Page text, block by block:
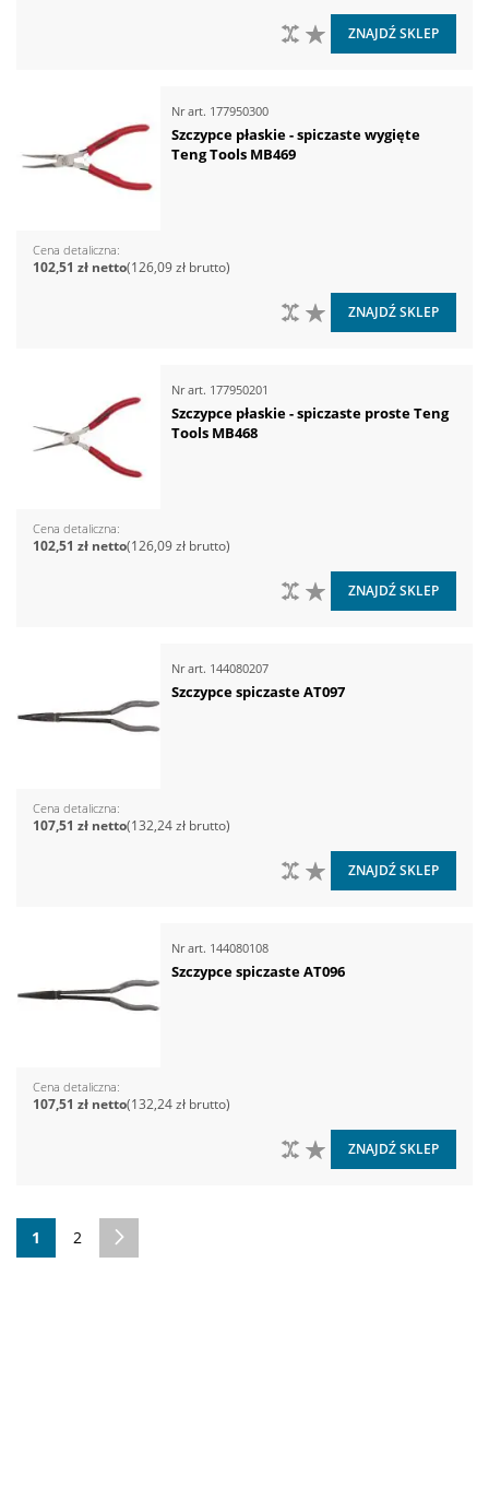
DO LISTY ŻYCZEŃ
DO PORÓWNANIA
ZNAJDŹ SKLEP
Nr art. 177950300
Szczypce płaskie - spiczaste wygięte
Teng Tools MB469
Cena detaliczna
126,09 zł
102,51 zł
DO LISTY ŻYCZEŃ
DO PORÓWNANIA
ZNAJDŹ SKLEP
Nr art. 177950201
Szczypce płaskie - spiczaste proste Teng
Tools MB468
Cena detaliczna
126,09 zł
102,51 zł
DO LISTY ŻYCZEŃ
DO PORÓWNANIA
ZNAJDŹ SKLEP
Nr art. 144080207
Szczypce spiczaste AT097
Cena detaliczna
132,24 zł
107,51 zł
DO LISTY ŻYCZEŃ
DO PORÓWNANIA
ZNAJDŹ SKLEP
Nr art. 144080108
Szczypce spiczaste AT096
Cena detaliczna
132,24 zł
107,51 zł
DO LISTY ŻYCZEŃ
DO PORÓWNANIA
ZNAJDŹ SKLEP
Aktualnie czytasz stronę
1 Strona
2